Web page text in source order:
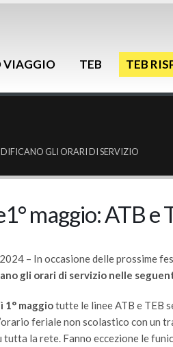
VIAGGIO TEB TEB
GLI ORARI DI SERVIZIO
maggio: ATB
– In occasione delle prossime
gli orari di servizio nelle
1° maggiotutte le linee ATB e TEB
feriale non scolastico con un
tutta la rete. Fanno eccezione le